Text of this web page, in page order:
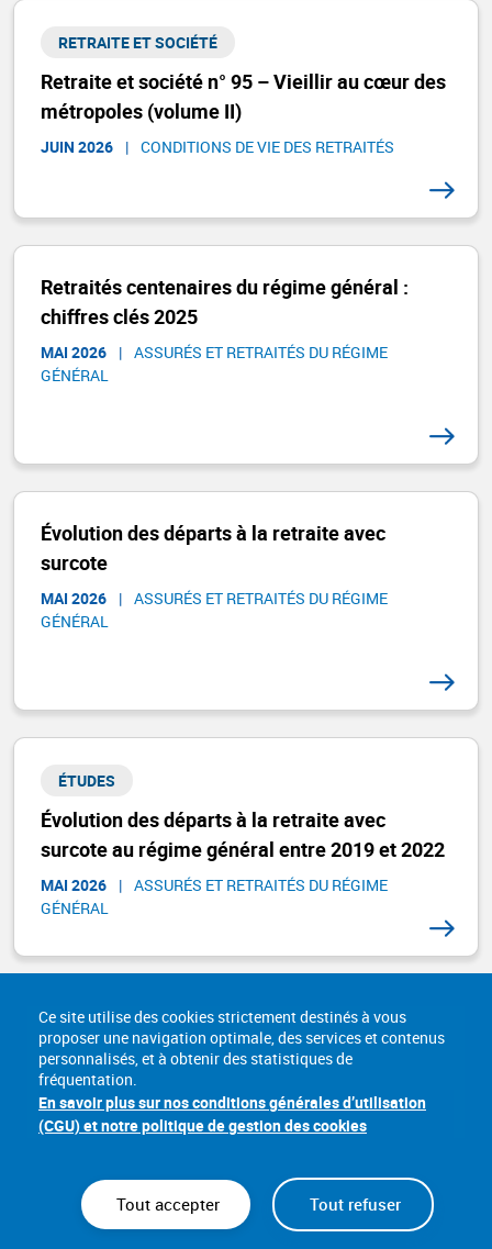
Retraite et société n° 95 – Vieillir au cœur des
métropoles (volume II)
RETRAITE ET SOCIÉTÉ​
JUIN 2026 | CONDITIONS DE VIE DES RETRAITÉS
Retraités centenaires du régime général :
chiffres clés 2025
MAI 2026 | ASSURÉS ET RETRAITÉS DU RÉGIME
GÉNÉRAL​
Évolution des départs à la retraite avec
surcote
MAI 2026 | ASSURÉS ET RETRAITÉS DU RÉGIME
GÉNÉRAL​
Évolution des départs à la retraite avec
surcote au régime général entre 2019 et 2022
ÉTUDES
MAI 2026 | ASSURÉS ET RETRAITÉS DU RÉGIME
GÉNÉRAL​
Sites utiles
Ce site utilise des cookies strictement destinés à vous
proposer une navigation optimale, des services et contenus
personnalisés, et à obtenir des statistiques de
fréquentation.
En savoir plus sur nos conditions générales d’utilisation
(CGU) et notre politique de gestion des cookies
Tout accepter Tout refuser